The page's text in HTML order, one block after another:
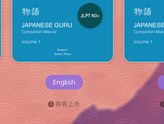
English
即将上市